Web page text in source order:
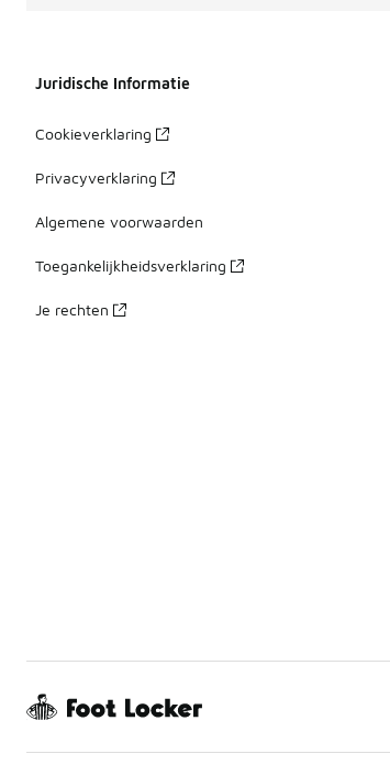
Juridische Informatie
Cookieverklaring
Privacyverklaring
Algemene voorwaarden
Toegankelijkheidsverklaring
Je rechten